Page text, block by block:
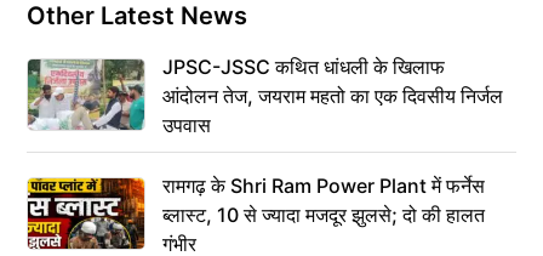
Other Latest News
JPSC-JSSC कथित धांधली के खिलाफ
आंदोलन तेज, जयराम महतो का एक दिवसीय निर्जल
उपवास
रामगढ़ के Shri Ram Power Plant में फर्नेस
ब्लास्ट, 10 से ज्यादा मजदूर झुलसे; दो की हालत
गंभीर